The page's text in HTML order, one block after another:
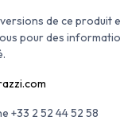
de ce produit
pour des
+33 2 52 44 52 58